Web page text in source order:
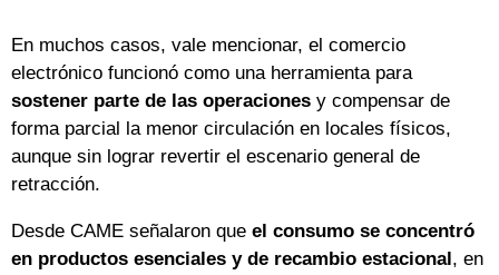
En muchos casos, vale mencionar, el comercio
electrónico funcionó como una herramienta para
sostener parte de las operaciones y compensar de
forma parcial la menor circulación en locales físicos,
aunque sin lograr revertir el escenario general de
retracción.
Desde CAME señalaron que el consumo se concentró
en productos esenciales y de recambio estacional , en